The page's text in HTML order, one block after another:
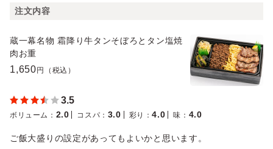
注文内容
蔵一幕名物 霜降り牛タンそぼろとタン塩焼
肉お重
1,650 円（税込）
3.5
ボリューム ： 2.0 コスパ ： 3.0 彩り ：4.0 味 ： 4.0
ご飯大盛りの設定があってもよいかと思います。